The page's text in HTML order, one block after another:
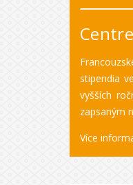
stipendia
vyšších
zapsaným
Více